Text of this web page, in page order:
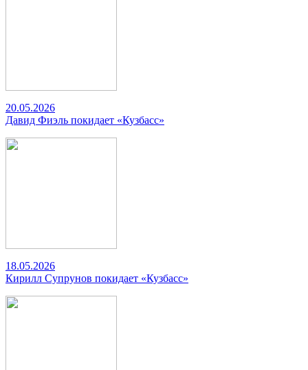
20.05.2026
Давид Фиэль покидает «Кузбасс»
18.05.2026
Кирилл Супрунов покидает «Кузбасс»